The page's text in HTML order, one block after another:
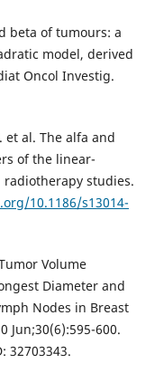
beta of tumours: a
model, derived
Oncol Investig.
et al. The alfa and
of the linear-
studies.
10.1186/s13014-
Volume
Diameter and
Nodes in Breast
Jun;30(6):595-600.
32703343.